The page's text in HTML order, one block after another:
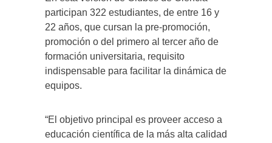
participan 322 estudiantes, de entre 16 y
22 años, que cursan la pre-promoción,
promoción o del primero al tercer año de
formación universitaria, requisito
indispensable para facilitar la dinámica de
equipos.
“El objetivo principal es proveer acceso a
educación científica de la más alta calidad